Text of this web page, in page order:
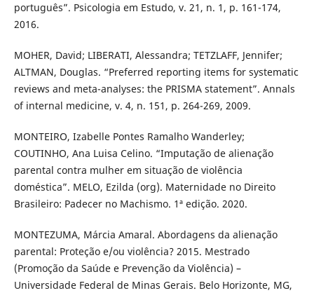
português”. Psicologia em Estudo, v. 21, n. 1, p. 161-174,
2016.
MOHER, David; LIBERATI, Alessandra; TETZLAFF, Jennifer;
ALTMAN, Douglas. “Preferred reporting items for systematic
reviews and meta-analyses: the PRISMA statement”. Annals
of internal medicine, v. 4, n. 151, p. 264-269, 2009.
MONTEIRO, Izabelle Pontes Ramalho Wanderley;
COUTINHO, Ana Luisa Celino. “Imputação de alienação
parental contra mulher em situação de violência
doméstica”. MELO, Ezilda (org). Maternidade no Direito
Brasileiro: Padecer no Machismo. 1ª edição. 2020.
MONTEZUMA, Márcia Amaral. Abordagens da alienação
parental: Proteção e/ou violência? 2015. Mestrado
(Promoção da Saúde e Prevenção da Violência) –
Universidade Federal de Minas Gerais. Belo Horizonte, MG,